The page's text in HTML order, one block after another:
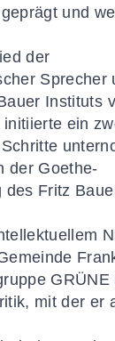
und
der
Sprecher
Instituts
ein
der Goethe-
des Fritz
GRÜNE
mit der er